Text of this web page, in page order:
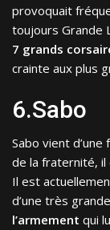
provoquait
toujours Grande
7 grands
crainte aux plus
6.Sabo
Sabo vient
de la fraternité, il
Il est
d’une très
l’armement qui